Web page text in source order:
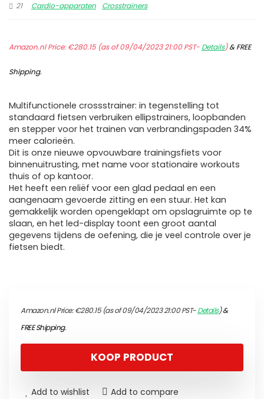
21
Cardio-apparaten Crosstrainers
Amazon.nl Price:€280.15(as of 09/04/2023 21:00 PST- Details)&FREE
Shipping.
Multifunctionele crossstrainer: in tegenstelling tot
standaard fietsen verbruiken ellipstrainers, loopbanden
en stepper voor het trainen van verbrandingspaden 34%
meer calorieën.
Dit is onze nieuwe opvouwbare trainingsfiets voor
binnenuitrusting, met name voor stationaire workouts
thuis of op kantoor.
Het heeft een reliëf voor een glad pedaal en een
aangenaam gevoerde zitting en een stuur. Het kan
gemakkelijk worden opengeklapt om opslagruimte op te
slaan, en het led-display toont een groot aantal
gegevens tijdens de oefening, die je veel controle over je
fietsen biedt.
Amazon.nl Price:€280.15(as of 09/04/2023 21:00 PST-Details)&
FREE Shipping.
KOOP PRODUCT
Add to wishlist Add to compare